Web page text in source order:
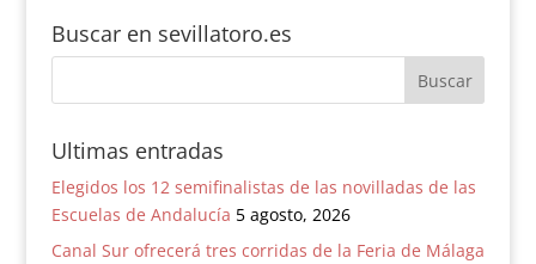
Buscar en sevillatoro.es
Ultimas entradas
Elegidos los 12 semifinalistas de las novilladas de las
Escuelas de Andalucía 5 agosto, 2026
Canal Sur ofrecerá tres corridas de la Feria de Málaga